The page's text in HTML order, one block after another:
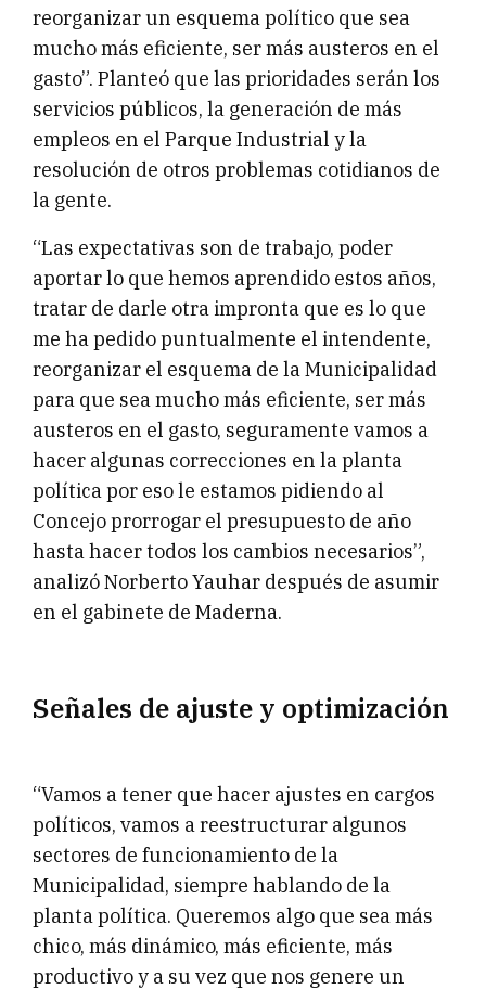
reorganizar un esquema político que sea
mucho más eficiente, ser más austeros en el
gasto”. Planteó que las prioridades serán los
servicios públicos, la generación de más
empleos en el Parque Industrial y la
resolución de otros problemas cotidianos de
la gente.
“Las expectativas son de trabajo, poder
aportar lo que hemos aprendido estos años,
tratar de darle otra impronta que es lo que
me ha pedido puntualmente el intendente,
reorganizar el esquema de la Municipalidad
para que sea mucho más eficiente, ser más
austeros en el gasto, seguramente vamos a
hacer algunas correcciones en la planta
política por eso le estamos pidiendo al
Concejo prorrogar el presupuesto de año
hasta hacer todos los cambios necesarios”,
analizó Norberto Yauhar después de asumir
en el gabinete de Maderna.
Señales de ajuste y optimización
“Vamos a tener que hacer ajustes en cargos
políticos, vamos a reestructurar algunos
sectores de funcionamiento de la
Municipalidad, siempre hablando de la
planta política. Queremos algo que sea más
chico, más dinámico, más eficiente, más
productivo y a su vez que nos genere un